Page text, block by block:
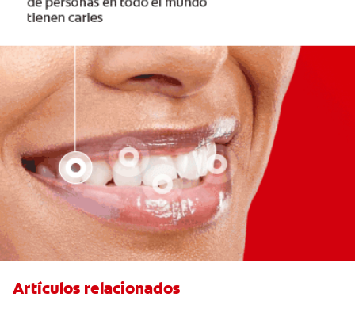
Artículos relacionados